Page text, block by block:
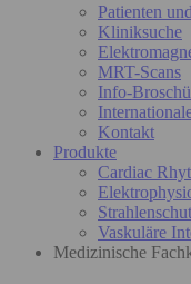
Patienten
Kliniksuche
MRT-Scans
Info-
Kontakt
Produkte
Cardiac
Vaskuläre
Medizinische